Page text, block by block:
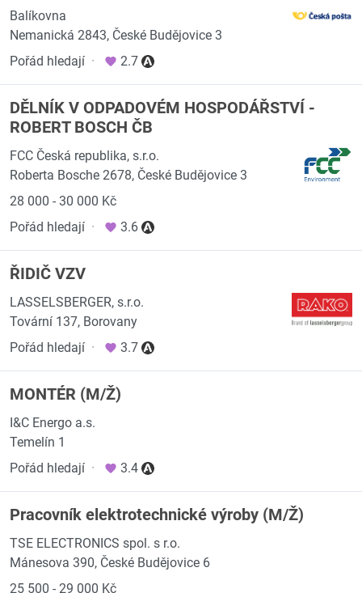
Balíkovna
Nemanická 2843, České Budějovice 3
Pořád hledají · 2.7
DĚLNÍK V ODPADOVÉM HOSPODÁŘSTVÍ -
ROBERT BOSCH ČB
FCC Česká republika, s.r.o.
Roberta Bosche 2678, České Budějovice 3
28 000 - 30 000 Kč
Pořád hledají · 3.6
ŘIDIČ VZV
LASSELSBERGER, s.r.o.
Tovární 137, Borovany
Pořád hledají · 3.7
MONTÉR (M/Ž)
I&C Energo a.s.
Temelín 1
Pořád hledají · 3.4
Pracovník elektrotechnické výroby (M/Ž)
TSE ELECTRONICS spol. s r.o.
Mánesova 390, České Budějovice 6
25 500 - 29 000 Kč